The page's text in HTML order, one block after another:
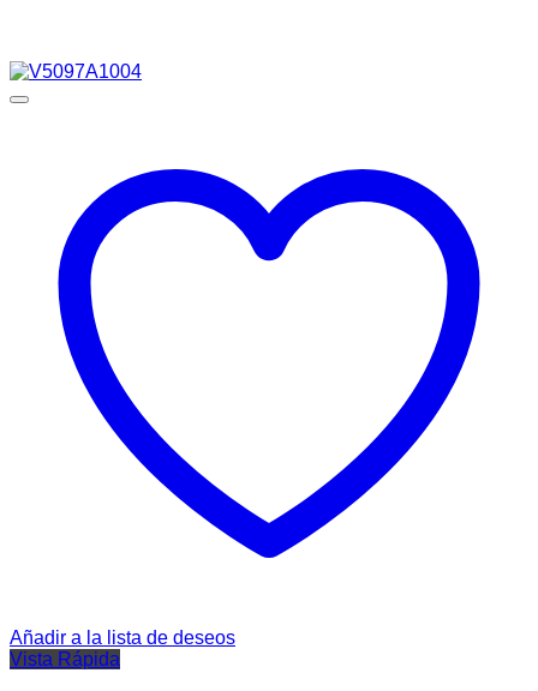
Añadir a la lista de deseos
Vista Rápida